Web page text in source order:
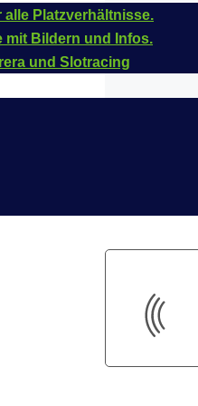
Platzverhältnisse.
mit Bildern und Infos.
und Slotracing